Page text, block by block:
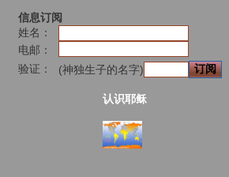
信息订阅
姓名：
电邮：
验证：
(神独生子的名字)
认识耶稣